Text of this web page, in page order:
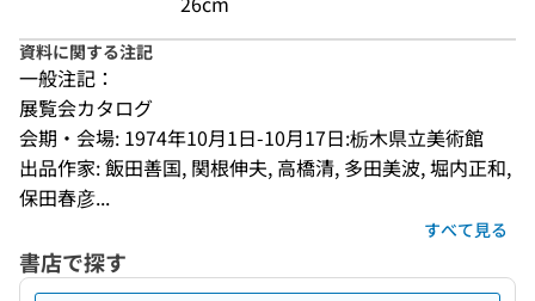
資料に関する注記
一般注記：
展覧会カタログ
会期・会場: 1974年10月1日-10月17日:栃木県立美術館
出品作家: 飯田善国, 関根伸夫, 高橋清, 多田美波, 堀内正和,
保田春彦...
すべて見る
書店で探す